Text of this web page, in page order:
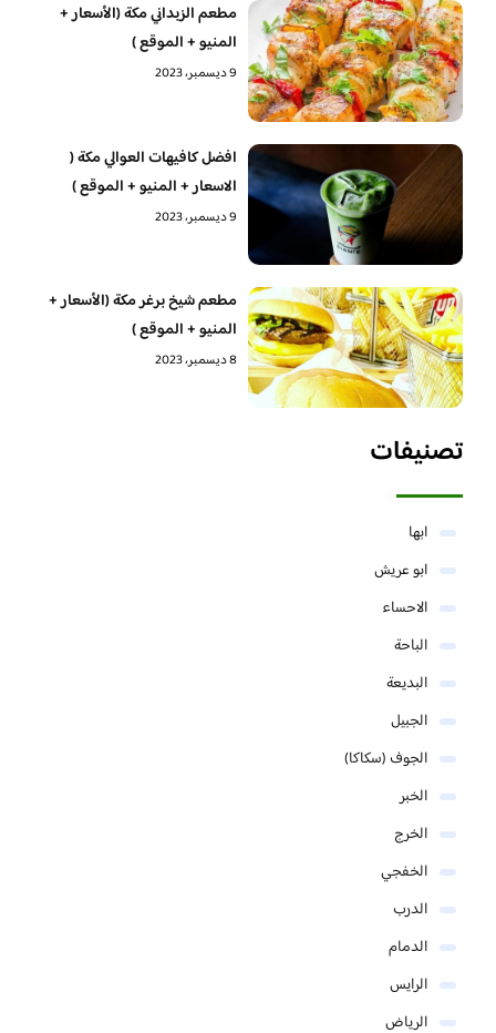
مطعم الزبداني مكة (الأسعار +
المنيو + الموقع )
9 ديسمبر، 2023
افضل كافيهات العوالي مكة (
الاسعار + المنيو + الموقع )
9 ديسمبر، 2023
مطعم شيخ برغر مكة (الأسعار +
المنيو + الموقع )
8 ديسمبر، 2023
تصنيفات
ابها
ابو عريش
الاحساء
الباحة
البديعة
الجبيل
الجوف (سكاكا)
الخبر
الخرج
الخفجي
الدرب
الدمام
الرايس
الرياض